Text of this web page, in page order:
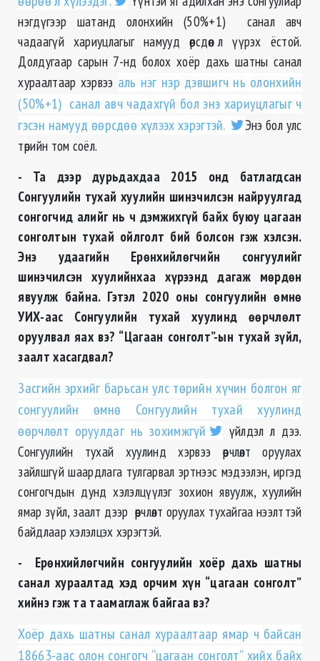
нэгдүгээр шатанд олонхийн (50%+1) санал авч
чадаагүй хариуцлагыг намууд өөрсдөө л үүрэх ёстой.
Долдугаар сарын 7-нд болох хоёр дахь шатны санал
хураалтаар хэрвээ аль нэг нэр дэвшигч нь олонхийн
(50%+1) санал авч чадахгүй бол энэ хариуцлагыг ч
гэсэн намууд өөрсдөө хүлээх хэрэгтэй.
Энэ бол улс
төрийн том соёл.
- Та дээр дурьдахдаа 2015 онд батлагдсан
Сонгуулийн тухай хуулийн шинэчилсэн найруулгад
сонгогчид алийг нь ч дэмжихгүй байх буюу цагаан
сонголтын тухай ойлголт бий болсон гэж хэлсэн.
Энэ удаагийн Ерөнхийлөгчийн сонгуулийг
шинэчилсэн хуулийнхаа хүрээнд дагаж мөрдөн
явуулж байна. Гэтэл 2020 оны сонгуулийн өмнө
УИХ-аас Сонгуулийн тухай хуулинд өөрчлөлт
оруулвал яах вэ? “Цагаан сонголт”-ын тухай зүйл,
заалт хасагдвал?
Засгийн эрхийг барьсан улс төрийн хүчин болгон яг
сонгуулийн өмнө Сонгуулийн тухай хуулинд
өөрчлөлт оруулдаг нь зохимжгүй
үйлдэл л дээ.
Сонгуулийн тухай хуулинд хэрвээ өөрчлөлт оруулах
зайлшгүй шаардлага тулгарвал эртнээс мэдээлэн, иргэд
сонгогчдын дунд хэлэлцүүлэг зохион явуулж, хуулийн
ямар зүйл, заалт дээр өөрчлөлт оруулах тухайгаа нээлттэй
байдлаар хэлэлцэх хэрэгтэй.
- Ерөнхийлөгчийн сонгуулийн хоёр дахь шатны
санал хураалтад хэд орчим хүн “цагаан сонголт”
хийнэ гэж та таамаглаж байгаа вэ?
Хоёр дахь шатны санал хураалтаар ямар ч байсан
18663-аас олон сонгогч “цагаан сонголт” хийх байх